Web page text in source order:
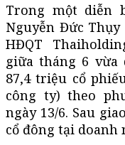
Trong một diễn
Nguyễn Đức
HĐQT
giữa tháng 6 vừa
87,4 triệu cổ
công ty) theo
ngày 13/6. Sau
cổ đông tại doanh